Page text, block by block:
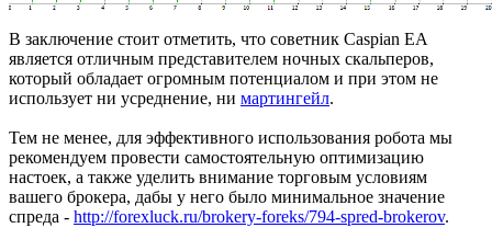
В заключение стоит отметить, что советник Caspian EA
является отличным представителем ночных скальперов,
который обладает огромным потенциалом и при этом не
использует ни усреднение, ни мартингейл.
Тем не менее, для эффективного использования робота мы
рекомендуем провести самостоятельную оптимизацию
настоек, а также уделить внимание торговым условиям
вашего брокера, дабы у него было минимальное значение
спреда - http://forexluck.ru/brokery-foreks/794-spred-brokerov.